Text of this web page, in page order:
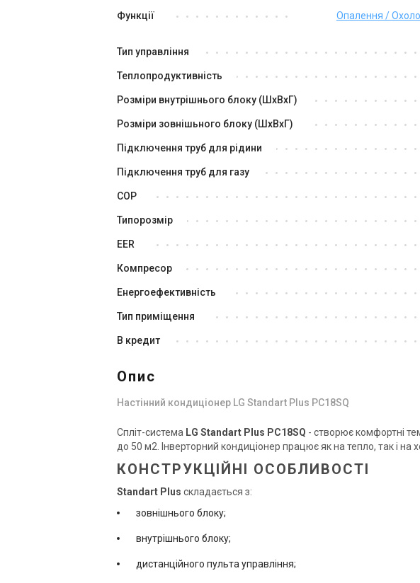
Функції
Опалення /
Тип управління
Теплопродуктивність
Розміри внутрішнього блоку (ШxВxГ)
Розміри зовнішьного блоку (ШxВxГ)
Підключення труб для рідини
Підключення труб для газу
COP
Типорозмір
EER
Компресор
Енергоефективність
Тип приміщення
В кредит
Опис
Настінний кондиціонер LG Standart Plus PC18SQ
Спліт-система LG Standart Plus PC18SQ - створює комфортні
до 50 м2. Інверторний кондиціонер працює як на тепло, так і на
КОНСТРУКЦІЙНІ ОСОБЛИВОСТІ
Standart Plus складається з:
зовнішнього блоку;
внутрішнього блоку;
дистанційного пульта управління;